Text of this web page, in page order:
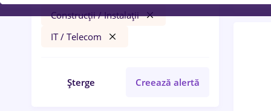
Construcții / Instalații
IT / Telecom
Șterge Creează alertă